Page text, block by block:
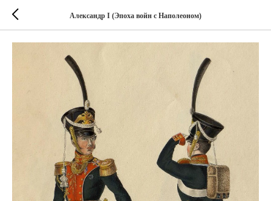
Александр I (Эпоха войн с Наполеоном)